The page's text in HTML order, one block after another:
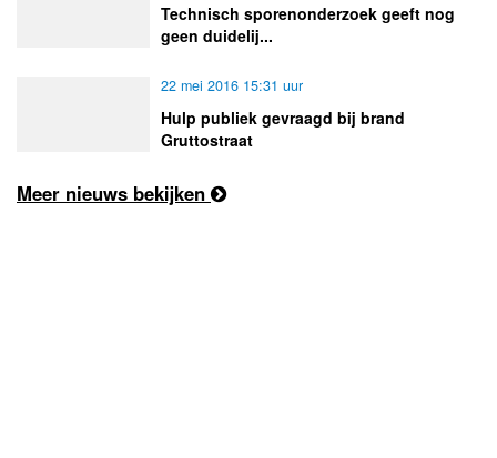
Technisch sporenonderzoek geeft nog
geen duidelij...
22 mei 2016 15:31 uur
Hulp publiek gevraagd bij brand
Gruttostraat
Meer nieuws bekijken